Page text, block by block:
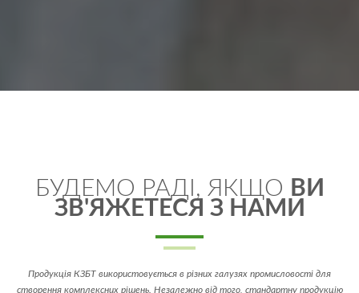
БУДЕМО РАДІ, ЯКЩО ВИ
ЗВ'ЯЖЕТЕСЯ З НАМИ
Продукція КЗБТ використовується в різних галузях промисловості для
створення комплексних рішень. Незалежно від того, стандартну продукцію